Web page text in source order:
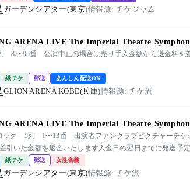
ガーデンシアター(東京)情報源: チケジャム
ARENA LIVE The Imperial Theatre
番 公演中止の場合は売り手入金額から送金料を差
紙チケ 郵送 あんしん配送OK
GLION ARENA KOBE(兵庫)情報源: チケ流
ARENA LIVE The Imperial Theatre
ク 5列 1〜13番 出演者ファンクラブピクチャーチケ
引いた金額を返金いたします入金日の翌日までに発送予定
紙チケ 郵送 女性名義
ガーデンシアター(東京)情報源: チケ流